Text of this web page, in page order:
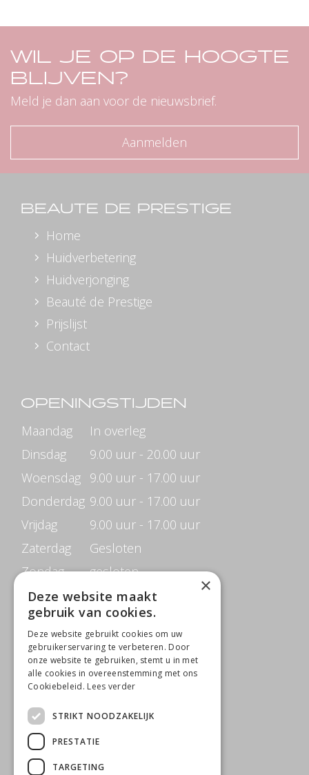
WIL JE OP DE HOOGTE
BLIJVEN?
Meld je dan aan voor de nieuwsbrief.
Aanmelden
BEAUTE DE PRESTIGE
Home
Huidverbetering
Huidverjonging
Beauté de Prestige
Prijslijst
Contact
OPENINGSTIJDEN
Maandag
In overleg
Dinsdag
9.00 uur - 20.00 uur
Woensdag 9.00 uur - 17.00 uur
Donderdag 9.00 uur - 17.00 uur
Vrijdag
9.00 uur - 17.00 uur
Zaterdag
Gesloten
Zondag
gesloten
CONTACTGEGEVENS
Beauté de Prestige
Jacob Merlostraat 6B
5961 AB Horst
0642818650
Minfo@beautedeprestige.nl
×
Deze website maakt
gebruik van cookies.
Deze website gebruikt cookies om uw
gebruikerservaring te verbeteren. Door
onze website te gebruiken, stemt u in met
alle cookies in overeenstemming met ons
Cookiebeleid. Lees verder
STRIKT NOODZAKELIJK
PRESTATIE
TARGETING